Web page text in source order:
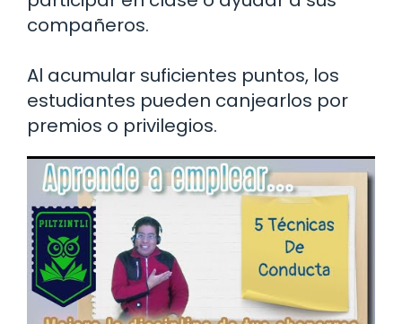
compañeros.
Al acumular suficientes puntos, los
estudiantes pueden canjearlos por
premios o privilegios.